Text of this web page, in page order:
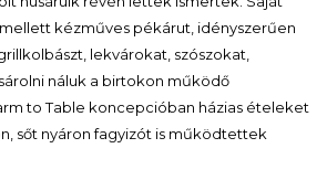
kézműves pékárut, idényszerűen
lekvárokat, szószokat,
náluk a birtokon működő
to Table koncepcióban házias ételeket
sőt nyáron fagyizót is működtettek